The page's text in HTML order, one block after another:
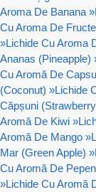
Aroma De Banana »
Cu Aroma De
»Lichide Cu Aroma
Ananas (Pineapple)
Cu Aromă De
(Coconut) »Lichide
Căpșuni
Aromă De Kiwi »
Aromă De Mango »
Mar (Green Apple) »
Cu Aromă De
»Lichide Cu Aromă